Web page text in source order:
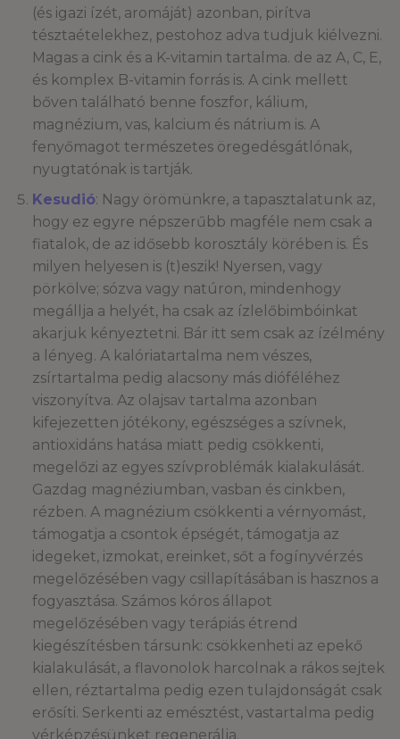
(és igazi ízét, aromáját) azonban, pirítva
tésztaételekhez, pestohoz adva tudjuk kiélvezni.
Magas a cink és a K-vitamin tartalma. de az A, C, E,
és komplex B-vitamin forrás is. A cink mellett
bőven található benne foszfor, kálium,
magnézium, vas, kalcium és nátrium is. A
fenyőmagot természetes öregedésgátlónak,
nyugtatónak is tartják.
Kesudió: Nagy örömünkre, a tapasztalatunk az,
hogy ez egyre népszerűbb magféle nem csak a
fiatalok, de az idősebb korosztály körében is. És
milyen helyesen is (t)eszik! Nyersen, vagy
pörkölve; sózva vagy natúron, mindenhogy
megállja a helyét, ha csak az ízlelőbimbóinkat
akarjuk kényeztetni. Bár itt sem csak az ízélmény
a lényeg. A kalóriatartalma nem vészes,
zsírtartalma pedig alacsony más dióféléhez
viszonyítva. Az olajsav tartalma azonban
kifejezetten jótékony, egészséges a szívnek,
antioxidáns hatása miatt pedig csökkenti,
megelőzi az egyes szívproblémák kialakulását.
Gazdag magnéziumban, vasban és cinkben,
rézben. A magnézium csökkenti a vérnyomást,
támogatja a csontok épségét, támogatja az
idegeket, izmokat, ereinket, sőt a fogínyvérzés
megelőzésében vagy csillapításában is hasznos a
fogyasztása. Számos kóros állapot
megelőzésében vagy terápiás étrend
kiegészítésben társunk: csökkenheti az epekő
kialakulását, a flavonolok harcolnak a rákos sejtek
ellen, réztartalma pedig ezen tulajdonságát csak
erősíti. Serkenti az emésztést, vastartalma pedig
vérképzésünket regenerálja.